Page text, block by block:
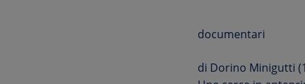
documentari
di Dorino Minigutti